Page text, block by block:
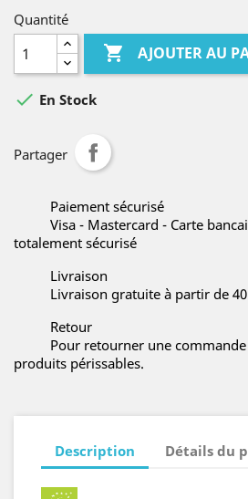
Quantité
 AJOUTER AU
 En Stock
Partager
Paiement sécurisé
Visa - Mastercard - Carte
totalement sécurisé
Livraison
Livraison gratuite à partir de
Retour
Pour retourner une
produits périssables.
Description Détails du